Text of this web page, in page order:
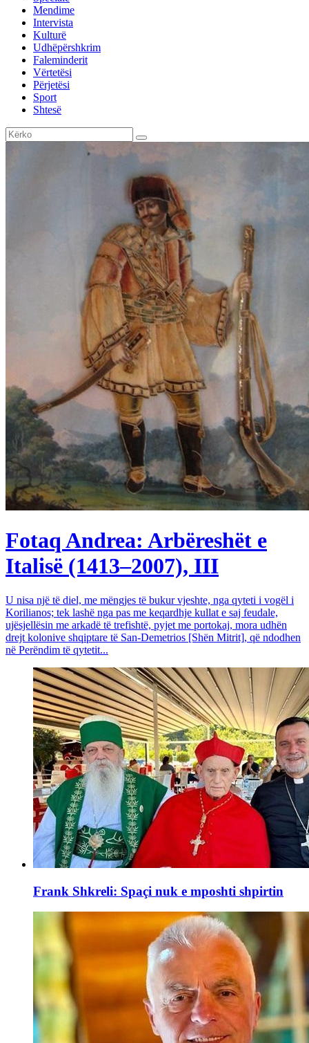
Mendime
Intervista
Kulturë
Udhëpërshkrim
Faleminderit
Vërtetësi
Përjetësi
Sport
Shtesë
Fotaq Andrea: Arbëreshët e
Italisë (1413–2007), III
U nisa një të diel, me mëngjes të bukur vjeshte, nga qyteti i vogël i
Korilianos; tek lashë nga pas me keqardhje kullat e saj feudale,
ujësjellësin me arkadë të trefishtë, pyjet me portokaj, mora udhën
drejt kolonive shqiptare të San-Demetrios [Shën Mitrit], që ndodhen
në Perëndim të qytetit...
Frank Shkreli: Spaçi nuk e mposhti shpirtin